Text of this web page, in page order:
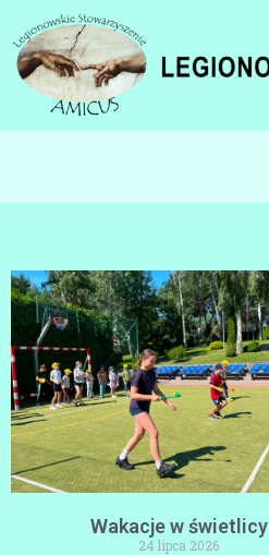
Wakacje w świetlicy
24 lipca 2026